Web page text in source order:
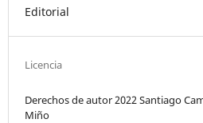
Editorial
Licencia
Derechos de autor 2022 Santiago
Miño